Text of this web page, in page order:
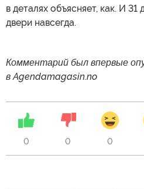
в деталях объясняет, как. И 31
двери навсегда.
Комментарий был впервые
в Agendamagasin.no
0 0 0